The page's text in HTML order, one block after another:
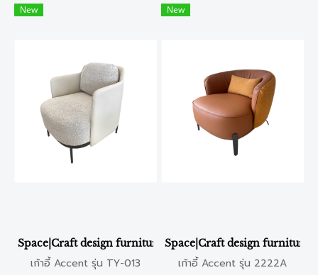
New
Space|Craft design furniture & living เก้าอี้ Accent รุ่น TY-
เก้าอี้ Accent รุ่น TY-013
New
Space|Craft design furniture
เก้าอี้ Accent รุ่น 2222A